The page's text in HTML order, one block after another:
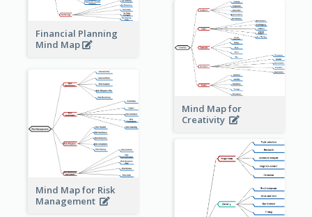
Financial Planning
Mind Map
Mind Map for
Creativity
Mind Map for Risk
Management